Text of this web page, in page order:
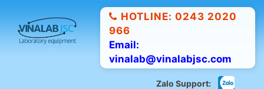
HOTLINE: 0243 2020
966
Email:
vinalab@vinalabjsc.com
Zalo Support: